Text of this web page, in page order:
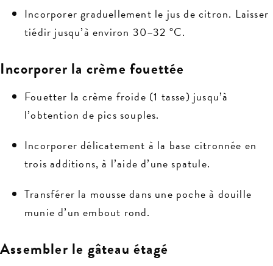
Incorporer graduellement le jus de citron. Laisser
tiédir jusqu’à environ 30–32 °C.
Incorporer la crème fouettée
Fouetter la crème froide (1 tasse) jusqu’à
l’obtention de pics souples.
Incorporer délicatement à la base citronnée en
trois additions, à l’aide d’une spatule.
Transférer la mousse dans une poche à douille
munie d’un embout rond.
Assembler le gâteau étagé